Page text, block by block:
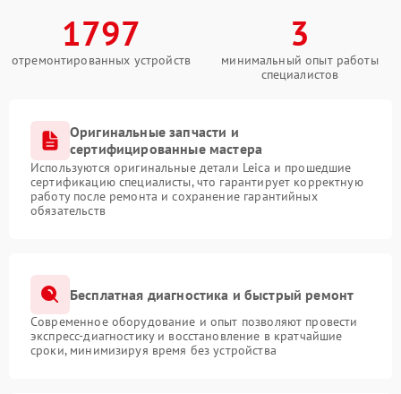
1797
отремонтированных устройств
3
минимальный опыт работы
специалистов
Оригинальные запчасти и
сертифицированные мастера
Используются оригинальные детали Leica и прошедшие
сертификацию специалисты, что гарантирует корректную
работу после ремонта и сохранение гарантийных
обязательств
Бесплатная диагностика и быстрый ремонт
Современное оборудование и опыт позволяют провести
экспресс-диагностику и восстановление в кратчайшие
сроки, минимизируя время без устройства